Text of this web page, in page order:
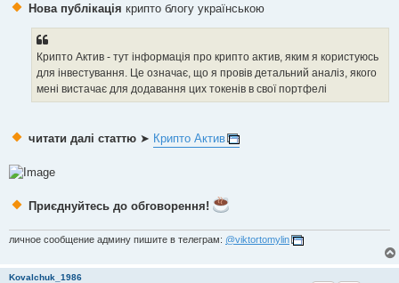
Нова публікація крипто блогу українською
Крипто Актив - тут інформація про крипто актив, яким я користуюсь
для інвестування. Це означає, що я провів детальний аналіз, якого
мені вистачає для додавання цих токенів в свої портфелі
читати далі статтю ➤ Крипто Актив
Приєднуйтесь до обговорення!
личное сообщение админу пишите в телеграм: @viktortomylin
Kovalchuk_1986